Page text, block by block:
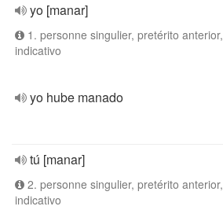
yo [manar]
1. personne singulier, pretérito anterior,
indicativo
yo hube manado
tú [manar]
2. personne singulier, pretérito anterior,
indicativo